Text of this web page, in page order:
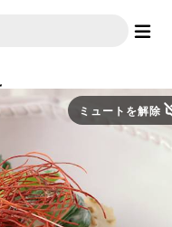
ミュートを解除